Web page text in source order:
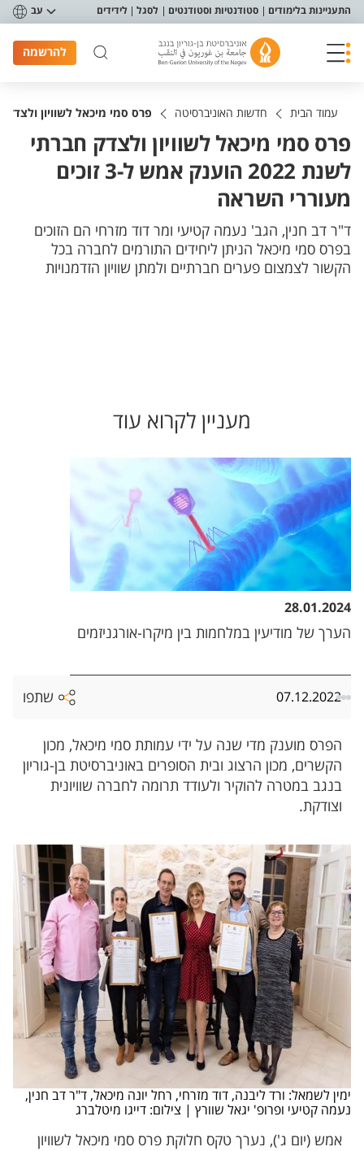
תפריט נגישות
התעניינות בלימודים סטודנטיות וסטודנטים לסגל לידידים עב
להרשמה
עמוד הבית חדשות האוניברסיטה פרס סמי מיכאל לשוויון ולצדק חברתי לשנת 2022 הוענק
פרס סמי מיכאל לשוויון ולצדק חברתי
לשנת 2022 הוענק אמש ל-3 זוכים
מעוררי השראה
ד"ר דב חנין, הגב' נעמה קטיעי ומר ​דוד מזרחי הם הזוכים
בפרס סמי מיכאל הניתן ליחידים התורמים לחברה בכל
הקשור לצמצום פערים חברתיים ולמתן שוויון הזדמנויות
07.12.2022 שתפו
הפרס מוענק מדי שנה על ידי עמותת סמי מיכאל, מכון
הקשרים, מכון הרצוג ובית הסופרים באוניברסיטת בן-גוריון
בנגב במטרה להוקיר ולעודד תרומה לחברה שוויונית
וצודקת.
ימין לשמאל: ורד ליבנה, דוד מזרחי, רחל יונה מיכאל, ד"ר דב חנין,
נעמה קטיעי ופרופ' יגאל שוורץ | צילום: דייגו מיטלברג
אמש (יום ג'), נערך טקס חלוקת פרס סמי מיכאל לשוויון
מעניין לקרוא עוד
28.01.2024
הערך של מודיעין במלחמות בין מיקרו-אורגניזמים